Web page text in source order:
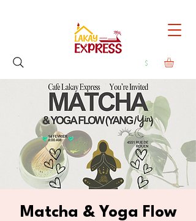
Matcha & Yoga Flow